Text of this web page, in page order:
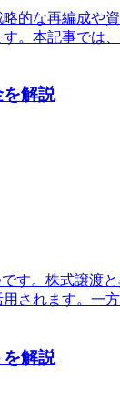
的な再編成
。本記事で
解説
。株式譲渡
されます。
解説